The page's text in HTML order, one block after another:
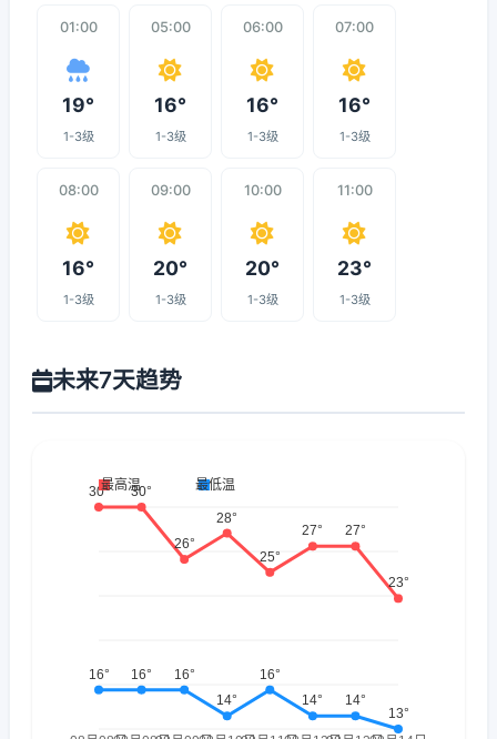
01:00
19°
1-3级
05:00
16°
1-3级
06:00
16°
1-3级
07:00
16°
1-3级
08:00
16°
1-3级
09:00
20°
1-3级
10:00
20°
1-3级
11:00
23°
1-3级
未来7天趋势